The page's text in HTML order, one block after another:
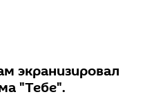
экранизировал
"Тебе".